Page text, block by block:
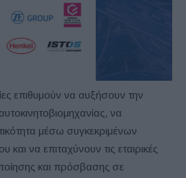
επιθυμούν να αυξήσουν την
να
μέσω συγκεκριμένων
να επιταχύνουν τις εταιρικές
και πρόσβασης σε